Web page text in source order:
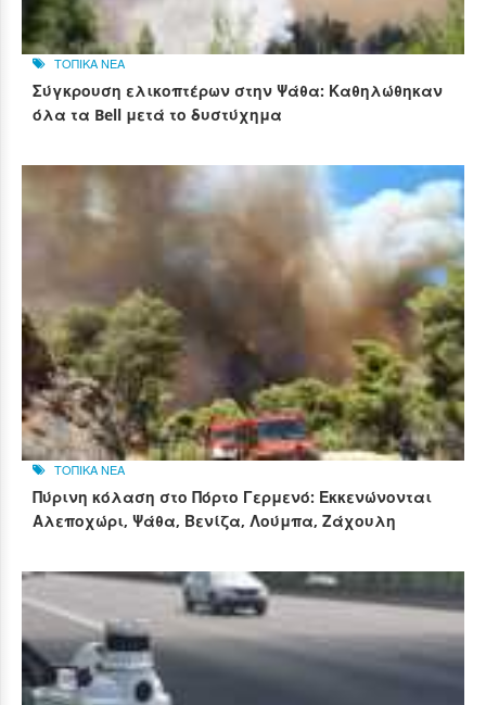
ΤΟΠΙΚΑ ΝΕΑ
Σύγκρουση ελικοπτέρων στην Ψάθα: Καθηλώθηκαν
όλα τα Bell μετά το δυστύχημα
ΤΟΠΙΚΑ ΝΕΑ
Πύρινη κόλαση στο Πόρτο Γερμενό: Εκκενώνονται
Αλεποχώρι, Ψάθα, Βενίζα, Λούμπα, Ζάχουλη